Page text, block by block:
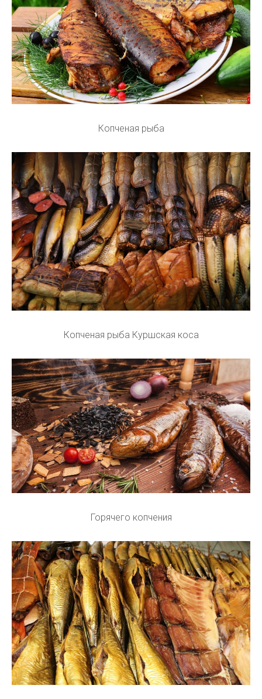
Копченая рыба
Копченая рыба Куршская коса
Горячего копчения